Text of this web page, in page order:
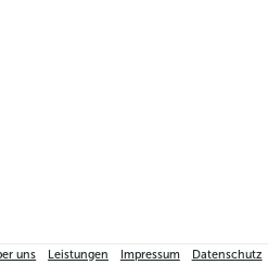
uns Leistungen Impressum Datenschutz